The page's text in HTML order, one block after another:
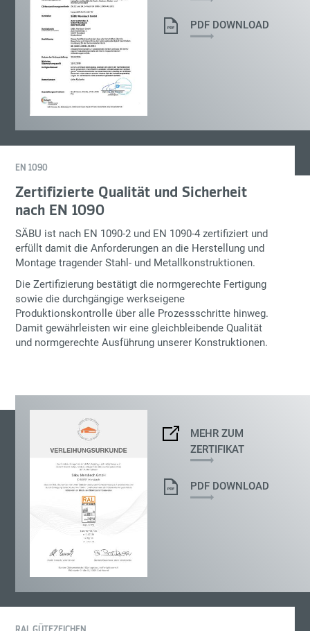
PDF DOWNLOAD
EN 1090
Zertifizierte Qualität und Sicherheit
nach EN 1090
SÄBU ist nach EN 1090-2und EN 1090-4zertifiziert und
erfüllt damit die Anforderungen an die Herstellung und
Montage tragender Stahl- und Metallkonstruktionen.
Die Zertifizierung bestätigt die normgerechte Fertigung
sowie die durchgängige werkseigene
Produktionskontrolle über alle Prozessschritte hinweg.
Damit gewährleisten wir eine gleichbleibende Qualität
und normgerechte Ausführung unserer Konstruktionen.
MEHR ZUM
ZERTIFIKAT
PDF DOWNLOAD